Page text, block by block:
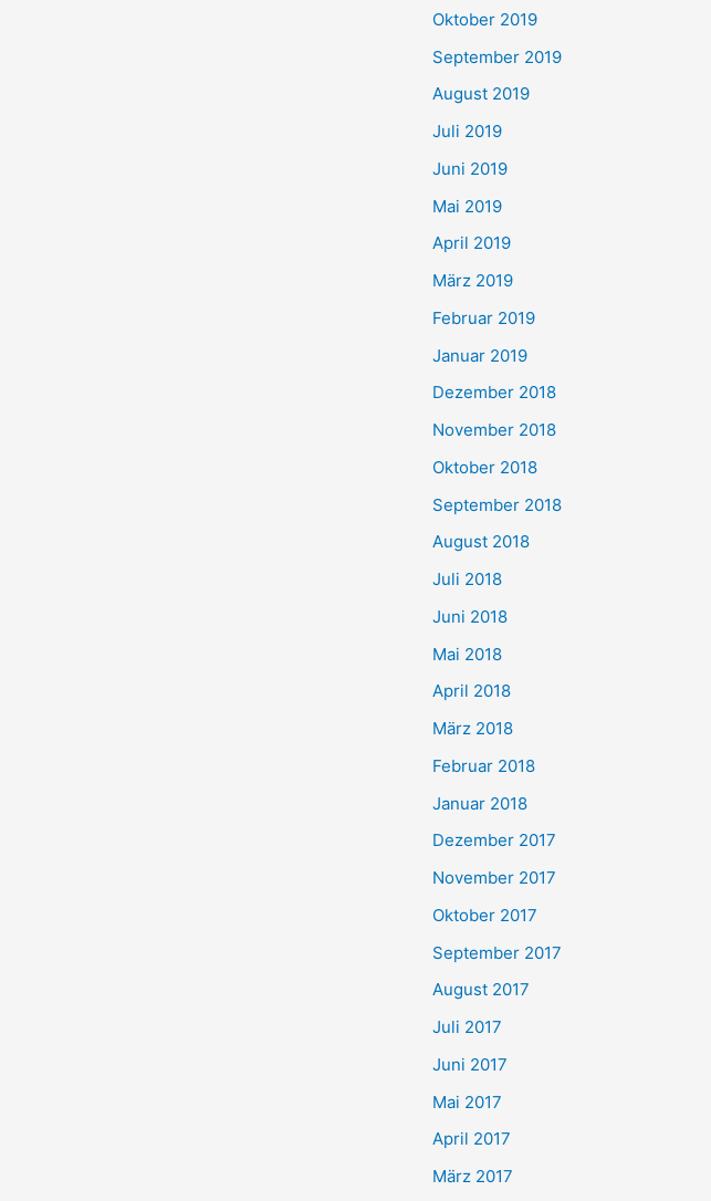
Oktober 2019
September 2019
August 2019
Juli 2019
Juni 2019
Mai 2019
April 2019
März 2019
Februar 2019
Januar 2019
Dezember 2018
November 2018
Oktober 2018
September 2018
August 2018
Juli 2018
Juni 2018
Mai 2018
April 2018
März 2018
Februar 2018
Januar 2018
Dezember 2017
November 2017
Oktober 2017
September 2017
August 2017
Juli 2017
Juni 2017
Mai 2017
April 2017
März 2017